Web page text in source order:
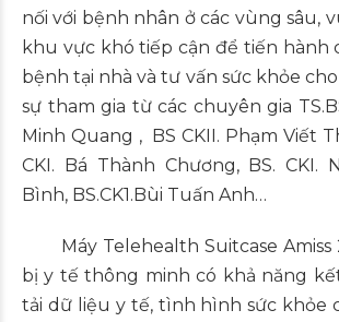
nối với bệnh nhân ở các vùng sâu,
khu vực khó tiếp cận để tiến hành
bệnh tại nhà và tư vấn sức khỏe
sự tham gia từ các chuyên gia
Minh Quang , BS CKII. Phạm Viết
CKI. Bá Thành Chương, BS. CKI.
Bình, BS.CK1.Bùi Tuấn Anh…
Máy Telehealth Suitcase Amiss
bị y tế thông minh có khả năng
tải dữ liệu y tế, tình hình sức khỏe